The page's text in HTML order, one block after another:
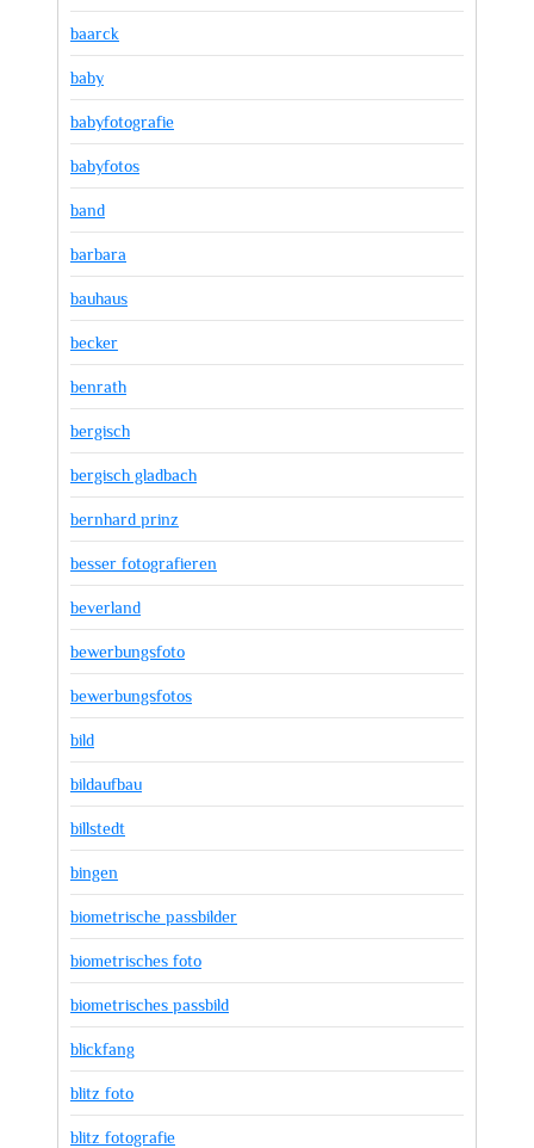
baarck
baby
babyfotografie
babyfotos
band
barbara
bauhaus
becker
benrath
bergisch
bergisch gladbach
bernhard prinz
besser fotografieren
beverland
bewerbungsfoto
bewerbungsfotos
bild
bildaufbau
billstedt
bingen
biometrische passbilder
biometrisches foto
biometrisches passbild
blickfang
blitz foto
blitz fotografie